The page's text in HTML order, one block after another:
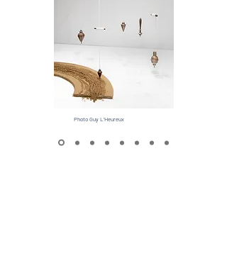
Photo Guy L'Heureux